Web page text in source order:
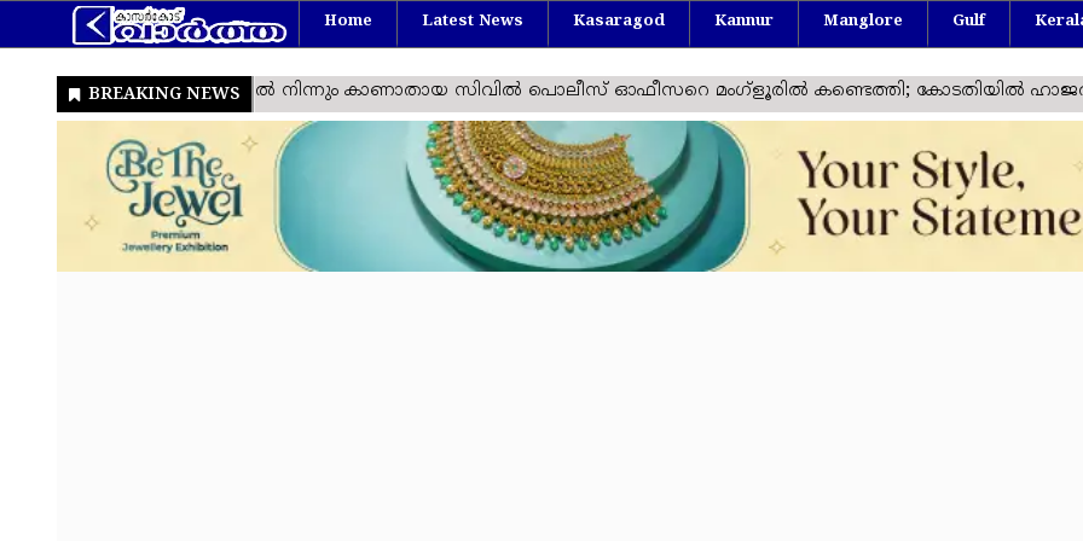
Home Latest News Kasaragod Kannur Manglore Gulf